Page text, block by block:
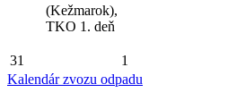
(Kežmarok),
TKO 1. deň
31 1
Kalendár zvozu odpadu